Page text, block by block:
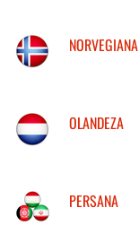
NORVEGIANA
OLANDEZA
PERSANA